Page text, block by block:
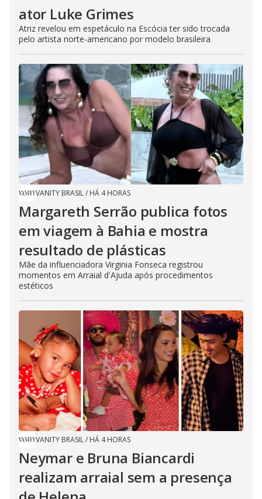
ator Luke Grimes
Atriz revelou em espetáculo na Escócia ter sido trocada
pelo artista norte-americano por modelo brasileira
VANITY BRASIL/ HÁ 4 HORAS
Margareth Serrão publica fotos
em viagem à Bahia e mostra
resultado de plásticas
Mãe da influenciadora Virginia Fonseca registrou
momentos em Arraial d'Ajuda após procedimentos
estéticos
VANITY BRASIL/ HÁ 4 HORAS
Neymar e Bruna Biancardi
realizam arraial sem a presença